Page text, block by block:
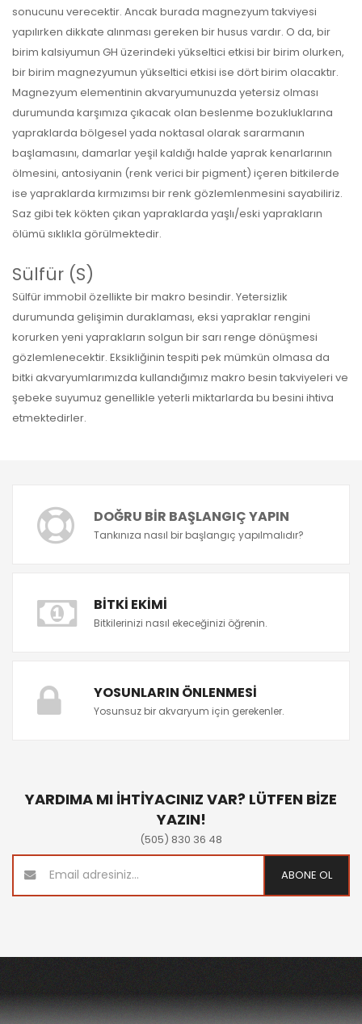
sonucunu verecektir. Ancak burada magnezyum takviyesi
yapılırken dikkate alınması gereken bir husus vardır. O da, bir
birim kalsiyumun GH üzerindeki yükseltici etkisi bir birim olurken,
bir birim magnezyumun yükseltici etkisi ise dört birim olacaktır.
Magnezyum elementinin akvaryumunuzda yetersiz olması
durumunda karşımıza çıkacak olan beslenme bozukluklarına
yapraklarda bölgesel yada noktasal olarak sararmanın
başlamasını, damarlar yeşil kaldığı halde yaprak kenarlarının
ölmesini, antosiyanin (renk verici bir pigment) içeren bitkilerde
ise yapraklarda kırmızımsı bir renk gözlemlenmesini sayabiliriz.
Saz gibi tek kökten çıkan yapraklarda yaşlı/eski yaprakların
ölümü sıklıkla görülmektedir.
Sülfür (S)
Sülfür immobil özellikte bir makro besindir. Yetersizlik
durumunda gelişimin duraklaması, eksi yapraklar rengini
korurken yeni yaprakların solgun bir sarı renge dönüşmesi
gözlemlenecektir. Eksikliğinin tespiti pek mümkün olmasa da
bitki akvaryumlarımızda kullandığımız makro besin takviyeleri ve
şebeke suyumuz genellikle yeterli miktarlarda bu besini ihtiva
etmektedirler.
DOĞRU BIR BAŞLANGIÇ YAPIN
Tankınıza nasıl bir başlangıç yapılmalıdır?
BITKI EKIMI
Bitkilerinizi nasıl ekeceğinizi öğrenin.
YOSUNLARIN ÖNLENMESI
Yosunsuz bir akvaryum için gerekenler.
YARDIMA MI İHTİYACINIZ VAR? LÜTFEN BİZE
YAZIN!
(505) 830 36 48
ABONE OL